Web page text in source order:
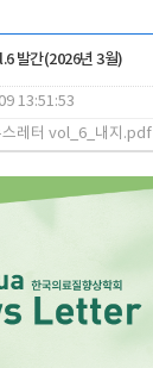
발간(2026년 3월)
13:51:53
스레터 vol_6_내지.pdf